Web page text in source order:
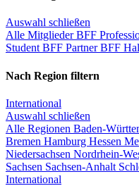
Auswahl schließen
Alle MitgliederBFF
Student BFF PartnerBFF
Nach Region filtern
International
Auswahl schließen
Alle Regionen Baden-
Bremen Hamburg Hessen
Niedersachsen Nordrhein-
Sachsen Sachsen-Anhalt
International